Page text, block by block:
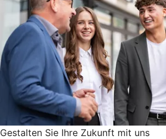
Gestalten Sie ­Ihre Zukunft mit uns